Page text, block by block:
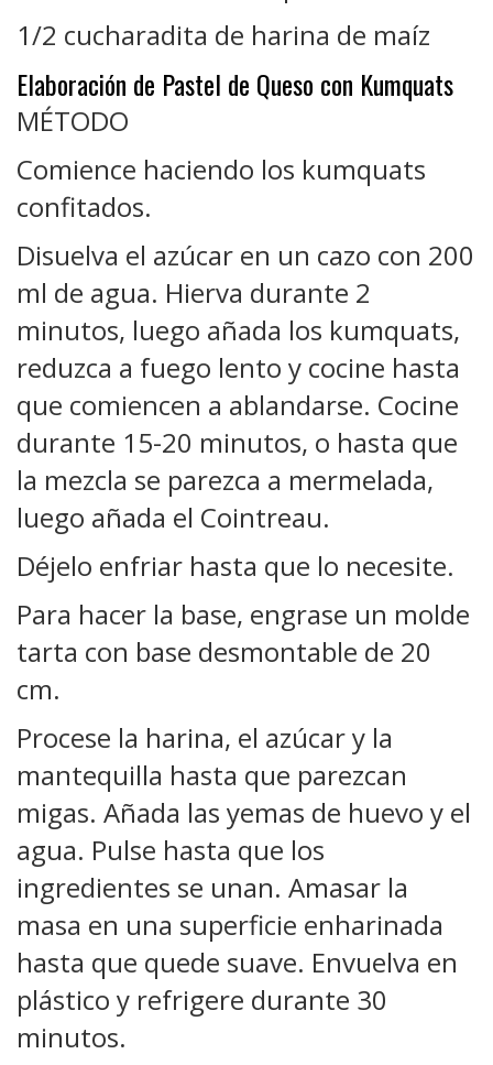
1/2 cucharadita de harina de maíz
Elaboración de Pastel de Queso con Kumquats
MÉTODO
Comience haciendo los kumquats
confitados.
Disuelva el azúcar en un cazo con 200
ml de agua. Hierva durante 2
minutos, luego añada los kumquats,
reduzca a fuego lento y cocine hasta
que comiencen a ablandarse. Cocine
durante 15-20 minutos, o hasta que
la mezcla se parezca a mermelada,
luego añada el Cointreau.
Déjelo enfriar hasta que lo necesite.
Para hacer la base, engrase un molde
tarta con base desmontable de 20
cm.
Procese la harina, el azúcar y la
mantequilla hasta que parezcan
migas. Añada las yemas de huevo y el
agua. Pulse hasta que los
ingredientes se unan. Amasar la
masa en una superficie enharinada
hasta que quede suave. Envuelva en
plástico y refrigere durante 30
minutos.